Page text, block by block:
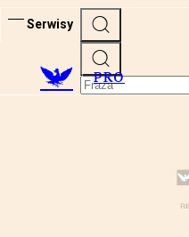
Serwisy
PRO